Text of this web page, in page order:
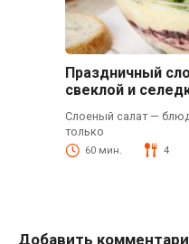
Праздничный
свеклой и
Слоеный салат —
только
60 мин. 4
Добавить